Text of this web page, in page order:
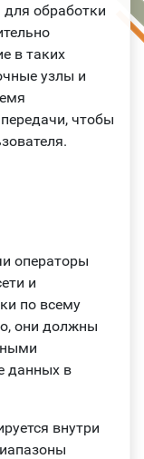
обработки
в таких
узлы и
чтобы
операторы
и
по всему
они должны
данных в
внутри